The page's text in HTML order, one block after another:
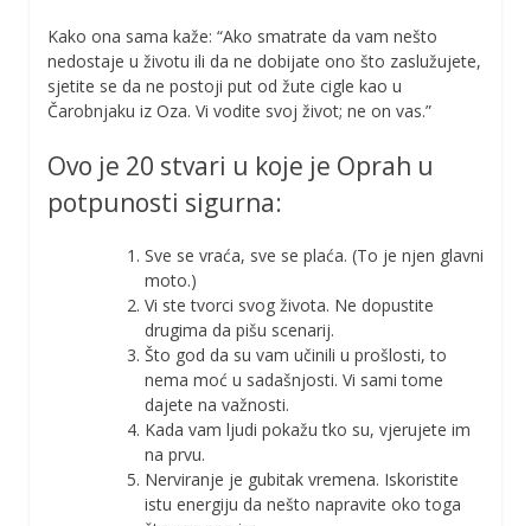
Kako ona sama kaže: “Ako smatrate da vam nešto
nedostaje u životu ili da ne dobijate ono što zaslužujete,
sjetite se da ne postoji put od žute cigle kao u
Čarobnjaku iz Oza. Vi vodite svoj ​​život; ne on vas.”
Ovo je 20 stvari u koje je Oprah u
potpunosti sigurna:
Sve se vraća, sve se plaća. (To je njen glavni
moto.)
Vi ste tvorci svog života. Ne dopustite
drugima da pišu scenarij.
Što god da su vam učinili u prošlosti, to
nema moć u sadašnjosti. Vi sami tome
dajete na važnosti.
Kada vam ljudi pokažu tko su, vjerujete im
na prvu.
Nerviranje je gubitak vremena. Iskoristite
istu energiju da nešto napravite oko toga